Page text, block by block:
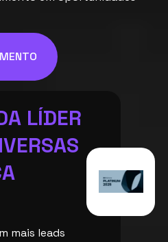
LÍDER
mais leads